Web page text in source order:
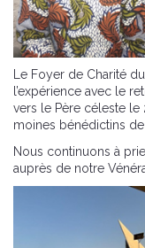
Le Foyer de Charité
l’expérience avec le
vers le Père céleste le
moines bénédictins
Nous continuons à
auprès de notre